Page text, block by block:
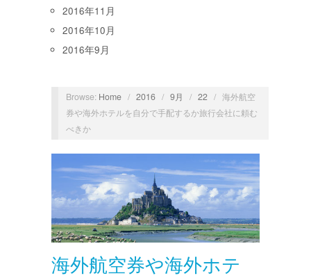
2016年11月
2016年10月
2016年9月
Browse: Home / 2016 / 9月 / 22 / 海外航空
券や海外ホテルを自分で手配するか旅行会社に頼む
べきか
海外航空券や海外ホテ